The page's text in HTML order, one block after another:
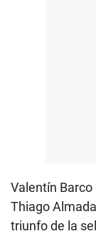
Valentín Barco
Thiago
triunfo de la